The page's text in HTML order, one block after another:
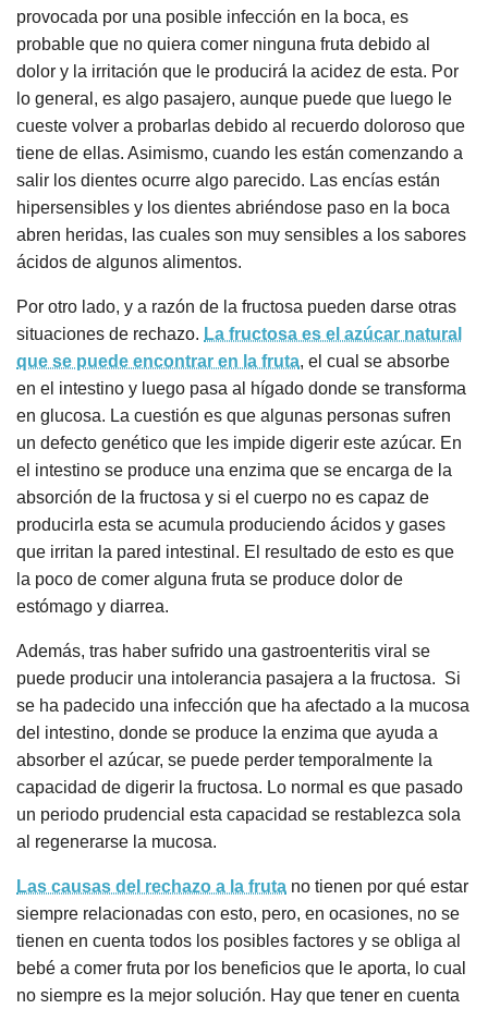
provocada por una posible infección en la boca, es
probable que no quiera comer ninguna fruta debido al
dolor y la irritación que le producirá la acidez de esta. Por
lo general, es algo pasajero, aunque puede que luego le
cueste volver a probarlas debido al recuerdo doloroso que
tiene de ellas. Asimismo, cuando les están comenzando a
salir los dientes ocurre algo parecido. Las encías están
hipersensibles y los dientes abriéndose paso en la boca
abren heridas, las cuales son muy sensibles a los sabores
ácidos de algunos alimentos.
Por otro lado, y a razón de la fructosa pueden darse otras
situaciones de rechazo. La fructosa es el azúcar natural
que se puede encontrar en la fruta, el cual se absorbe
en el intestino y luego pasa al hígado donde se transforma
en glucosa. La cuestión es que algunas personas sufren
un defecto genético que les impide digerir este azúcar. En
el intestino se produce una enzima que se encarga de la
absorción de la fructosa y si el cuerpo no es capaz de
producirla esta se acumula produciendo ácidos y gases
que irritan la pared intestinal. El resultado de esto es que
la poco de comer alguna fruta se produce dolor de
estómago y diarrea.
Además, tras haber sufrido una gastroenteritis viral se
puede producir una intolerancia pasajera a la fructosa. Si
se ha padecido una infección que ha afectado a la mucosa
del intestino, donde se produce la enzima que ayuda a
absorber el azúcar, se puede perder temporalmente la
capacidad de digerir la fructosa. Lo normal es que pasado
un periodo prudencial esta capacidad se restablezca sola
al regenerarse la mucosa.
Las causas del rechazo a la fruta no tienen por qué estar
siempre relacionadas con esto, pero, en ocasiones, no se
tienen en cuenta todos los posibles factores y se obliga al
bebé a comer fruta por los beneficios que le aporta, lo cual
no siempre es la mejor solución. Hay que tener en cuenta